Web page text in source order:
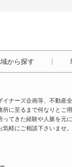
から探す
ナーズ企画等、不動
に至るまで何なりとご用
てきた経験や人脈を
軽にご相談下さいませ。